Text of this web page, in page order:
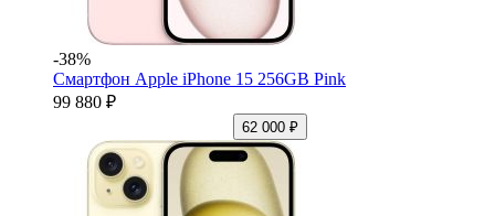
-38%
Смартфон Apple iPhone 15 256GB Pink
99 880 ₽
62 000 ₽